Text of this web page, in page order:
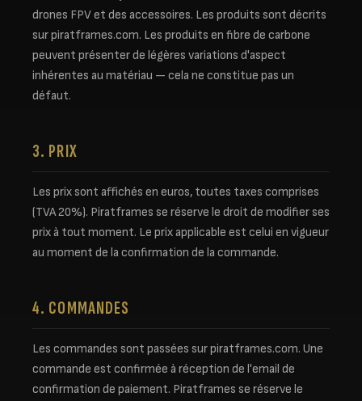
drones FPV et des accessoires. Les produits sont décrits
sur piratframes.com. Les produits en fibre de carbone
peuvent présenter de légères variations d'aspect
inhérentes au matériau — cela ne constitue pas un
défaut.
3. PRIX
Les prix sont affichés en euros, toutes taxes comprises
(TVA 20%). Piratframes se réserve le droit de modifier ses
prix à tout moment. Le prix applicable est celui en vigueur
au moment de la confirmation de la commande.
4. COMMANDES
Les commandes sont passées sur piratframes.com. Une
commande est confirmée à réception de l'email de
confirmation de paiement. Piratframes se réserve le